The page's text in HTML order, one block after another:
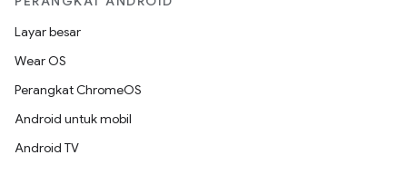
Layar besar
Wear OS
Perangkat ChromeOS
Android untuk mobil
Android TV